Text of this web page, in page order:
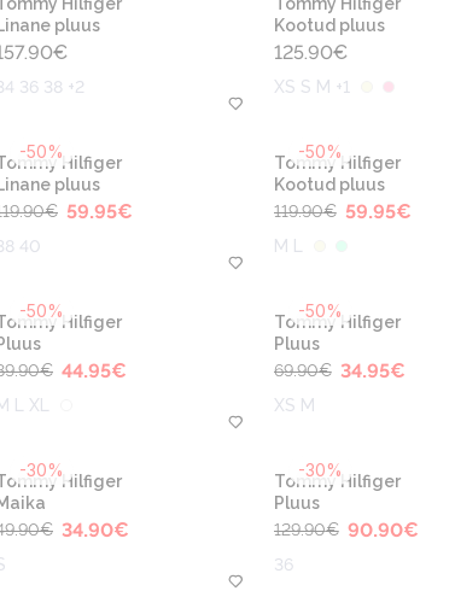
Linane pluus
€
36 38 +2
Kootud pluus
125.90€
XS S M +1
-50%
Hilfiger
Linane pluus
€ 59.95€
40
-50%
Tommy Hilfiger
Kootud pluus
119.90€ 59.95€
M L
-50%
Hilfiger
€ 44.95€
L XL
-50%
Tommy Hilfiger
Pluus
69.90€ 34.95€
XS M
-30%
Hilfiger
€ 34.90€
-30%
Tommy Hilfiger
Pluus
129.90€ 90.90€
36